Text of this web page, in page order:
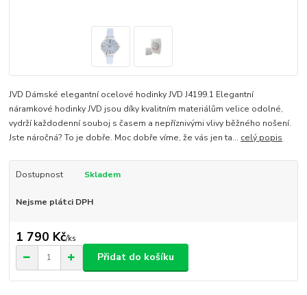
JVD Dámské elegantní ocelové hodinky JVD J4199.1 Elegantní
náramkové hodinky JVD jsou díky kvalitním materiálům velice odolné,
vydrží každodenní souboj s časem a nepříznivými vlivy běžného nošení.
Jste náročná? To je dobře. Moc dobře víme, že vás jen ta... celý popis
Dostupnost Skladem
Nejsme plátci DPH
1 790 Kč/ks
Přidat do košíku